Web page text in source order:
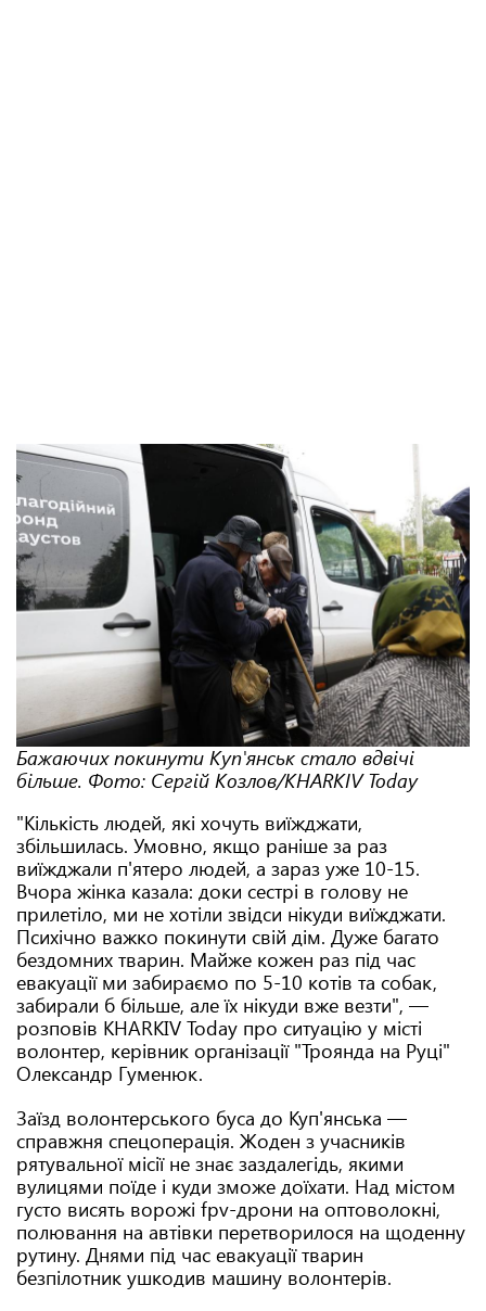
Бажаючих покинути Куп'янськ стало вдвічі
більше. Фото: Сергій Козлов/KHARKIV Today
"Кількість людей, які хочуть виїжджати,
збільшилась. Умовно, якщо раніше за раз
виїжджали п'ятеро людей, а зараз уже 10-15.
Вчора жінка казала: доки сестрі в голову не
прилетіло, ми не хотіли звідси нікуди виїжджати.
Психічно важко покинути свій дім. Дуже багато
бездомних тварин. Майже кожен раз під час
евакуації ми забираємо по 5-10 котів та собак,
забирали б більше, але їх нікуди вже везти", —
розповів KHARKIV Today про ситуацію у місті
волонтер, керівник організації "Троянда на Руці"
Олександр Гуменюк.
Заїзд волонтерського буса до Куп'янська —
справжня спецоперація. Жоден з учасників
рятувальної місії не знає заздалегідь, якими
вулицями поїде і куди зможе доїхати. Над містом
густо висять ворожі fpv-дрони на оптоволокні,
полювання на автівки перетворилося на щоденну
рутину. Днями під час евакуації тварин
безпілотник ушкодив машину волонтерів.